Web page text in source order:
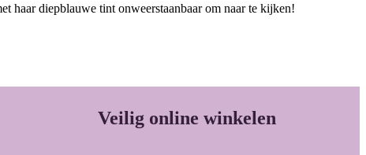
haar diepblauwe tint onweerstaanbaar om naar te kijken!
Veilig online winkelen